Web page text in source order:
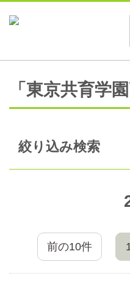
「東京共育学
絞り込み検索
前の10件